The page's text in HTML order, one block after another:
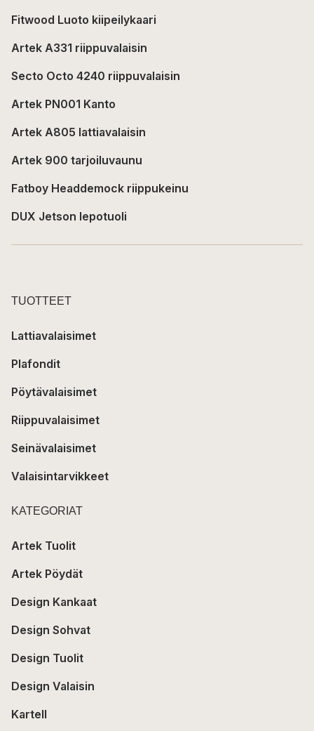
Fitwood Luoto kiipeilykaari
Artek A331 riippuvalaisin
Secto Octo 4240 riippuvalaisin
Artek PN001 Kanto
Artek A805 lattiavalaisin
Artek 900 tarjoiluvaunu
Fatboy Headdemock riippukeinu
DUX Jetson lepotuoli
TUOTTEET
Lattiavalaisimet
Plafondit
Pöytävalaisimet
Riippuvalaisimet
Seinävalaisimet
Valaisintarvikkeet
KATEGORIAT
Artek Tuolit
Artek Pöydät
Design Kankaat
Design Sohvat
Design Tuolit
Design Valaisin
Kartell